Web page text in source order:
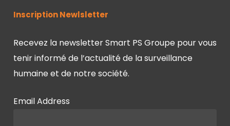
Inscription Newlsletter
Recevez la newsletter Smart PS Groupe pour vous
tenir informé de l’actualité de la surveillance
humaine et de notre société.
Email Address